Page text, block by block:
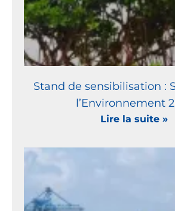
Stand de sensibilisation :
l’Environnement
Lire la suite »